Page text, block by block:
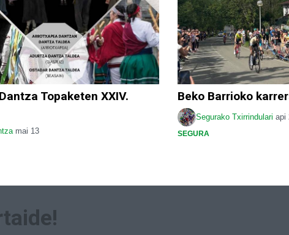
Topaketen XXIV.
mai 13
Beko Barrioko
Segurako Txirrindulari api
SEGURA